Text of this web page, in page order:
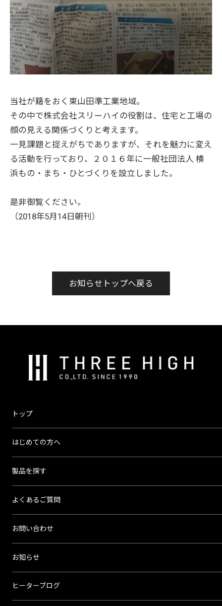
当社が籍をおく東山田準工業地域。
その中で株式会社スリーハイの役割は、住宅と工場の
顔の見える関係づくりと考えます。
一見課題と捉えがちでありますが、それを魅力に変え
る活動を行っており、２０１６年に一般社団法人 横
浜もの・まち・ひとづくりを設立しました。
是非御覧ください。
（2018年5月14日朝刊）
お知らせトップへ戻る
式
ス
ハ
イ
トップ
はじめての方へ
製品を探す
よくあるご質問
お問い合わせ
お知らせ
ヒーターブログ